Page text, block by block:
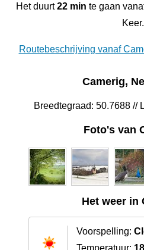
Het duurt22 min te gaan
Keer.
Routebeschrijving vanaf
Camerig,
Breedtegraad: 50.7688 //
Foto's van
Het weer in
Voorspelling: